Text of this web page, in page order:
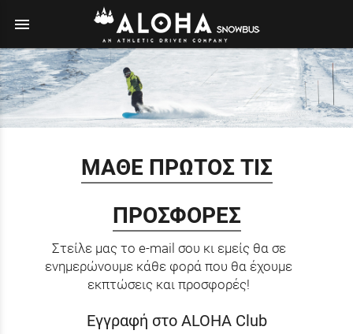
menu
ΜΑΘΕ ΠΡΩΤΟΣ ΤΙΣ
ΠΡΟΣΦΟΡΕΣ
Στείλε μας το e-mail σου κι εμείς θα σε
ενημερώνουμε κάθε φορά που θα έχουμε
εκπτώσεις και προσφορές!
Εγγραφή στο ALOHA Club